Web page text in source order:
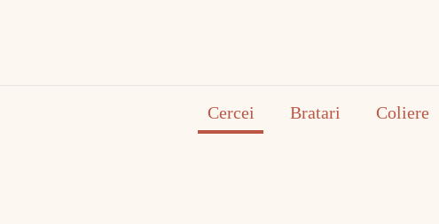
Cercei Bratari Coliere